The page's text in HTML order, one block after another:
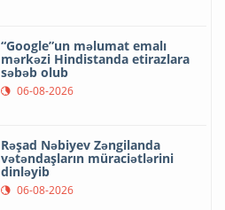
“Google”un məlumat emalı
mərkəzi Hindistanda etirazlara
səbəb olub
06-08-2026
Rəşad Nəbiyev Zəngilanda
vətəndaşların müraciətlərini
dinləyib
06-08-2026